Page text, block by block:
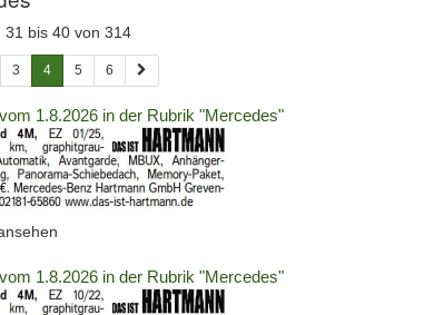
auch ein Datum im Format TT.MM.JJJJ (zum
Drücken Sie die Eingabetaste, um Unterkategorien ein-
31 bis 40 von 314
3 4 5 6
1.8.2026 in der Rubrik "Mercedes"
(ID:
1.8.2026 in der Rubrik "Mercedes"